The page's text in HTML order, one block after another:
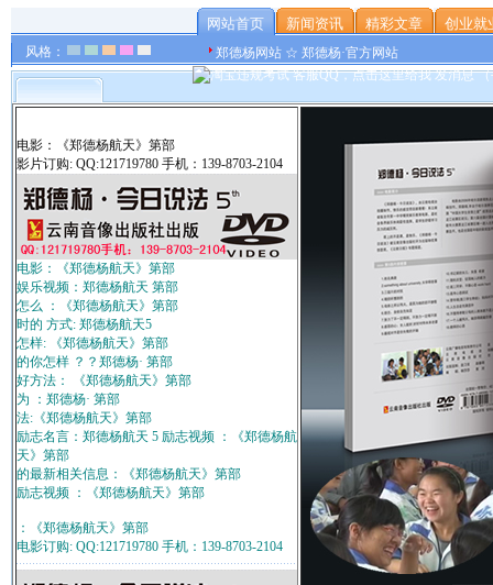
风格：
网站首页 新闻资讯 精彩文章 创业就
郑德杨网站 ☆ 郑德杨·官方网站
电影：《郑德杨航天》第部
影片订购: QQ:121719780 手机：139-8703-2104
电影：《郑德杨航天》第部
娱乐视频：郑德杨航天 第部
怎么 ：《郑德杨航天》第部
时的 方式: 郑德杨航天5
怎样: 《郑德杨航天》第部
的你怎样 ？？郑德杨· 第部
好方法： 《郑德杨航天》第部
为 ：郑德杨· 第部
法:《郑德杨航天》第部
励志名言：郑德杨航天 5 励志视频 ：《郑德杨航
天》第部
的最新相关信息：《郑德杨航天》第部
励志视频 ：《郑德杨航天》第部
：《郑德杨航天》第部
电影订购: QQ:121719780 手机：139-8703-2104